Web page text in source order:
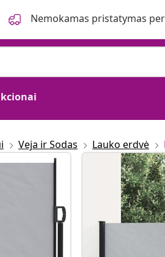
Nemokamas pristatymas
Veja ir Sodas Lauko erdvė